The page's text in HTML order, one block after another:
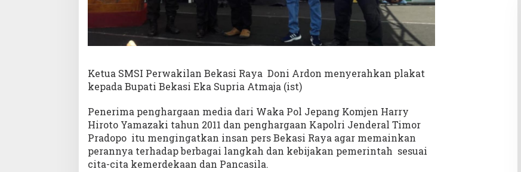
Ketua SMSI Perwakilan Bekasi Raya Doni Ardon menyerahkan plakat
kepada Bupati Bekasi Eka Supria Atmaja (ist)
Penerima penghargaan media dari Waka Pol Jepang Komjen Harry
Hiroto Yamazaki tahun 2011 dan penghargaan Kapolri Jenderal Timor
Pradopo itu mengingatkan insan pers Bekasi Raya agar memainkan
perannya terhadap berbagai langkah dan kebijakan pemerintah sesuai
cita-cita kemerdekaan dan Pancasila.